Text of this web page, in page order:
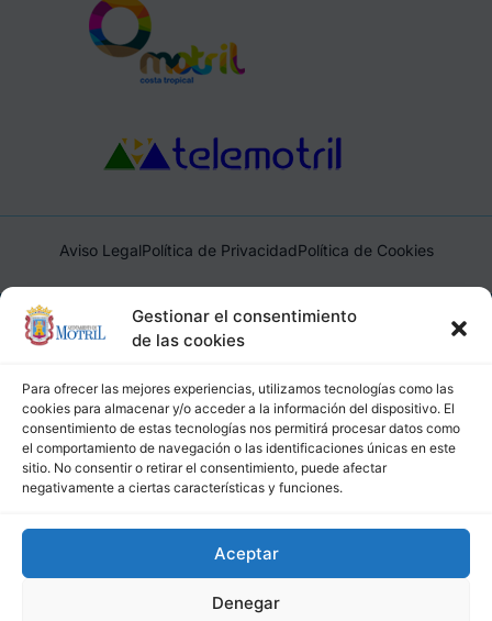
Gestionar el consentimiento
de las cookies
Para ofrecer las mejores experiencias, utilizamos tecnologías como las
cookies para almacenar y/o acceder a la información del dispositivo. El
consentimiento de estas tecnologías nos permitirá procesar datos como
el comportamiento de navegación o las identificaciones únicas en este
sitio. No consentir o retirar el consentimiento, puede afectar
negativamente a ciertas características y funciones.
Aceptar
Denegar
Aviso LegalPolítica de PrivacidadPolítica de Cookies
Ayuntamiento de Motril, Plaza de España, 1, 18600, Motril,
(Granada), CIF: P1814200J, DIR3: L01181400